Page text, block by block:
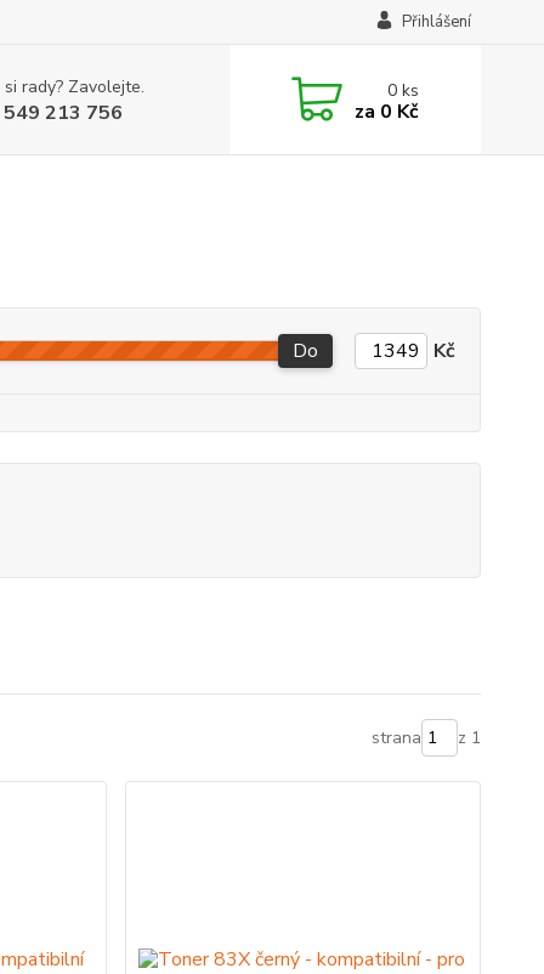
Přihlášení
rady? Zavolejte.
213 756
0ks
za 0 Kč
Do Kč
strana z 1